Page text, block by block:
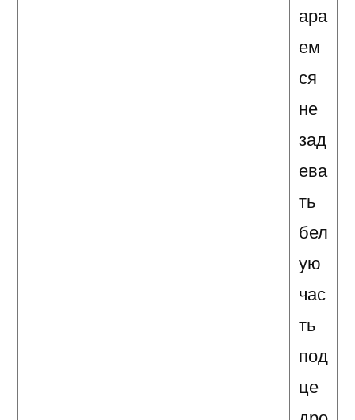
ара
ем
ся
не
зад
ева
ть
бел
ую
час
ть
под
це